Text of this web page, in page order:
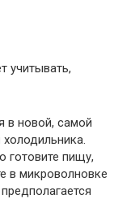
в новой, самой
холодильника.
готовите пищу,
в микроволновке